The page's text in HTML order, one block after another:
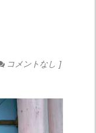
コメントなし